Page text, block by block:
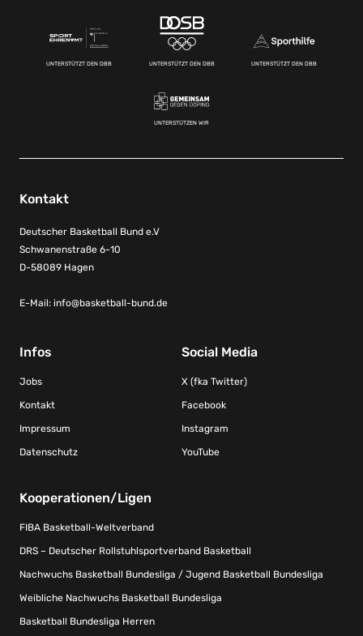
UNTERSTÜTZT DEN DBB UNTERSTÜTZT DEN DBB UNTERSTÜTZT DEN DBB
UNTERSTÜTZEN WIR
Kontakt
Deutscher Basketball Bund e.V
Schwanenstraße 6-10
D-58089 Hagen
E-Mail: info@basketball-bund.de
Infos
Jobs
Kontakt
Impressum
Datenschutz
Social Media
X (fka Twitter)
Facebook
Instagram
YouTube
Kooperationen/Ligen
FIBA Basketball-Weltverband
DRS – Deutscher Rollstuhlsportverband Basketball
Nachwuchs Basketball Bundesliga / Jugend Basketball Bundesliga
Weibliche Nachwuchs Basketball Bundesliga
Basketball Bundesliga Herren